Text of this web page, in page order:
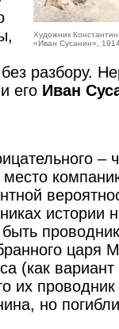
Художник
«Иван Сусанин»,
разбору.
его Иван
–
истории
царя
(как
их
но